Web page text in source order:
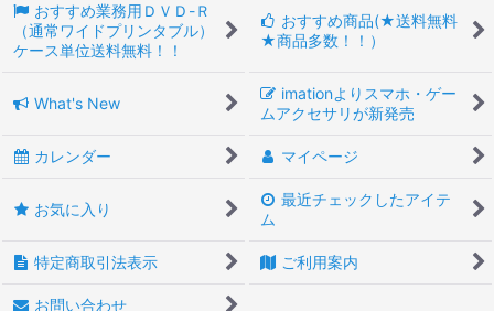
おすすめ業務用ＤＶＤ-Ｒ
（通常ワイドプリンタブル）
ケース単位送料無料！！
おすすめ商品(★送料無料
★商品多数！！）
What's New
imationよりスマホ・ゲー
ムアクセサリが新発売
カレンダー マイページ
お気に入り
最近チェックしたアイテ
ム
特定商取引法表示 ご利用案内
お問い合わせ